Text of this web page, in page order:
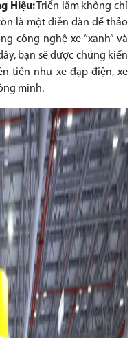
Hiệu:Triển lãm không chỉ
là một diễn đàn để thảo
công nghệ xe “xanh” và
bạn sẽ được chứng kiến
tiến như xe đạp điện, xe
minh.